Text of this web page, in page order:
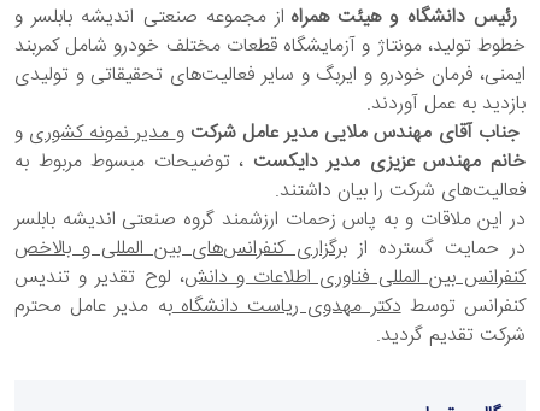
رئیس دانشگاه و هیئت همراه از مجموعه صنعتی اندیشه بابلسر و
خطوط تولید، مونتاژ و آزمایشگاه قطعات مختلف خودرو شامل کمربند
ایمنی، فرمان خودرو و ایربگ و سایر فعالیت‌های تحقیقاتی و تولیدی
بازدید به عمل آوردند.
جناب آقای مهندس ملایی مدیر عامل شرکتومدیر نمونه کشوری و
خانم مهندس عزیزی مدیر دایکست ، توضیحات مبسوط مربوط به
فعالیت‌های شرکت را بیان داشتند.
در این ملاقات و به پاس زحمات ارزشمند گروه صنعتی اندیشه بابلسر
در حمایت گسترده از برگزاری کنفرانس‌های بین المللی و بالاخص
کنفرانس بین المللی فناوری اطلاعات و دانش، لوح تقدیر و تندیس
کنفرانس توسطدکتر مهدوی ریاست دانشگاهبه مدیر عامل محترم
شرکت تقدیم گردید.